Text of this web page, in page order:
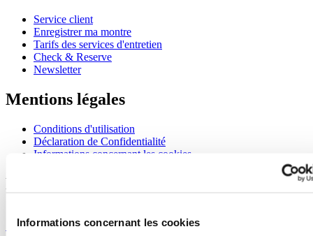
Informations concernant les cookies
Service client
Enregistrer ma montre
Tarifs des services d'entretien
Check & Reserve
Newsletter
Mentions légales
Conditions d'utilisation
Déclaration de Confidentialité
Informations concernant les cookies
Rejoignez le club CERTINA
S'inscrire